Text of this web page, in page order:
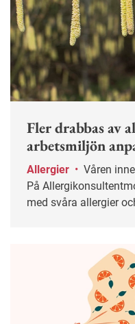
Fler drabbas av
arbetsmiljön
Allergier •
På
med svåra allergier